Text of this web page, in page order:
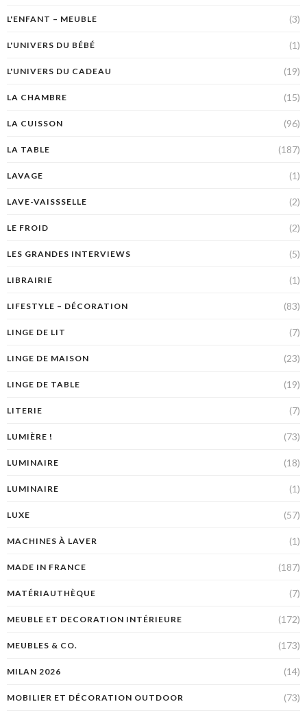
L'ENFANT – MEUBLE (3)
L'UNIVERS DU BÉBÉ (1)
L'UNIVERS DU CADEAU (19)
LA CHAMBRE (15)
LA CUISSON (96)
LA TABLE (187)
LAVAGE (1)
LAVE-VAISSSELLE (2)
LE FROID (2)
LES GRANDES INTERVIEWS (5)
LIBRAIRIE (1)
LIFESTYLE – DÉCORATION (83)
LINGE DE LIT (7)
LINGE DE MAISON (23)
LINGE DE TABLE (19)
LITERIE (7)
LUMIÈRE ! (73)
LUMINAIRE (18)
LUMINAIRE (1)
LUXE (57)
MACHINES À LAVER (1)
MADE IN FRANCE (187)
MATÉRIAUTHÈQUE (7)
MEUBLE ET DECORATION INTÉRIEURE (172)
MEUBLES & CO. (173)
MILAN 2026 (14)
MOBILIER ET DÉCORATION OUTDOOR (73)